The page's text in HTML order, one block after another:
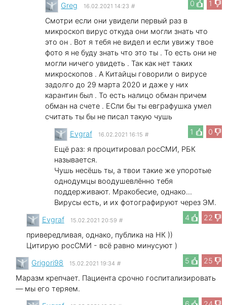
0
1
Greg 16.02.2021 14:23 #
Смотри если они увидели первый раз в
микроскоп вирус откуда они могли знать что
это он . Вот я тебя не видел и если увижу твое
фото я не буду знать что это ты . То есть они не
могли ничего увидеть . Так как нет таких
микроскопов . А Китайцы говорили о вирусе
задолго до 29 марта 2020 и даже у них
карантин был . То есть налицо обман причем
обман на счете . ЕСли бы ты евграфушка умел
считать ты бы не писал такую чушь
1
0
Evgraf 16.02.2021 16:15 #
Ещё раз: я процитировал росСМИ, РБК
называется.
Чушь несёшь ты, а твои такие же упоротые
однодумцы воодушевлённо тебя
поддерживают. Мракобесие, однако...
Вирусы есть, и их фотографируют через ЭМ.
4
22
Evgraf 15.02.2021 20:59 #
привередливая, однако, публика на НК ))
Цитирую росСМИ - всё равно минусуют )
5
25
Grigori98 15.02.2021 19:34 #
Маразм крепчает. Пациента срочно госпитализировать
— мы его теряем.